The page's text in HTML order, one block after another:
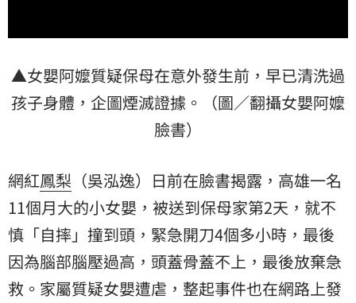
▲女嬰阿嬤質疑保母在意外發生前，早已清洗過
孩子身體，企圖煙滅證據。（圖／翻攝女嬰阿嬤
臉書）
網紅鳳梨 （吳泓逸）日前在臉書揭露，高雄一名
11個月大的小女嬰，被送到保母家第2天，就不
慎「自摔」撞到頭，緊急開刀4個多小時，最後
因為腦部腦壓過高，頭蓋骨蓋不上，最後放棄急
救。家屬質疑女嬰遭虐，整起事件也在網路上發